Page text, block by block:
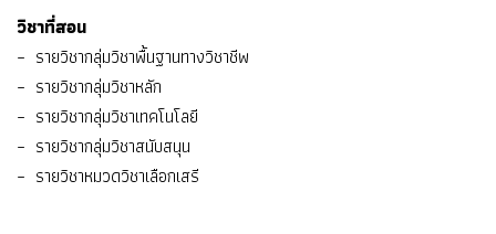
วิชาที่สอน
– รายวิชากลุ่มวิชาพื้นฐานทางวิชาชีพ
– รายวิชากลุ่มวิชาหลัก
– รายวิชากลุ่มวิชาเทคโนโลยี
– รายวิชากลุ่มวิชาสนับสนุน
– รายวิชาหมวดวิชาเลือกเสรี